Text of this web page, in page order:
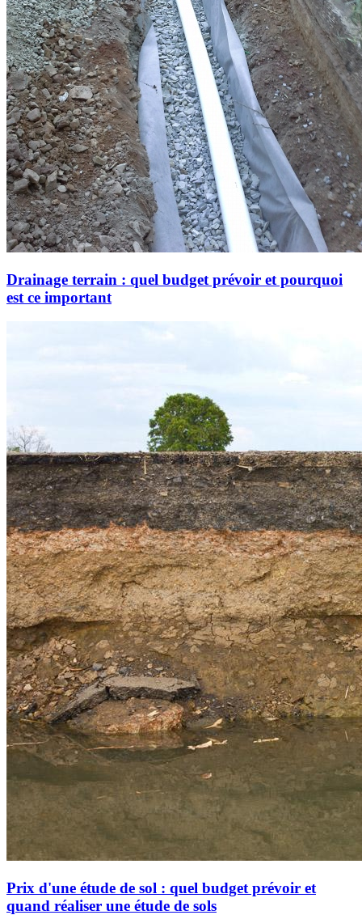
Drainage terrain : quel budget prévoir et pourquoi
est ce important
Prix d'une étude de sol : quel budget prévoir et
quand réaliser une étude de sols